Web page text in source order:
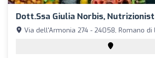
Dott.ssa Giulia Norbis,
Via dell'Armonia 274 - 24058, Romano di